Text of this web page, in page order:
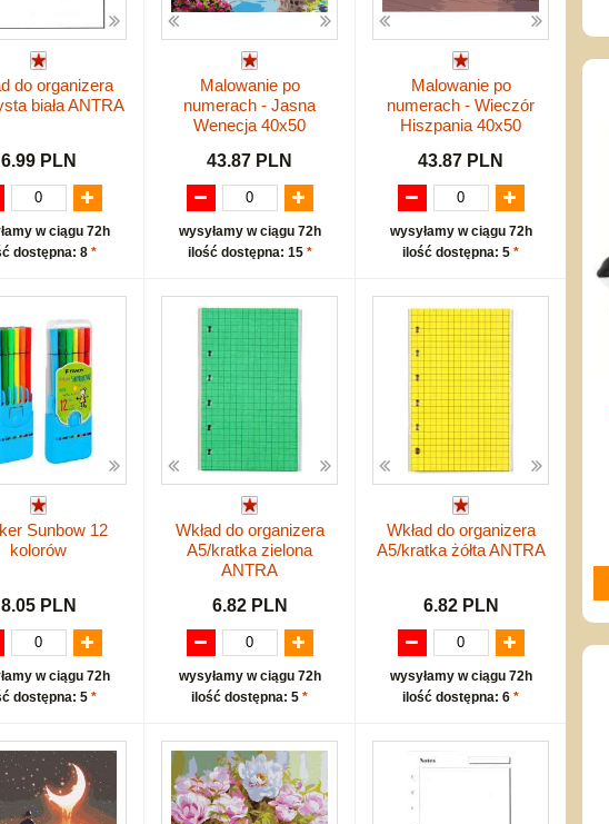
do organizera
biała ANTRA
6.99 PLN
w ciągu 72h
dostępna: 8 *
Malowanie po
numerach - Jasna
Wenecja 40x50
43.87 PLN
wysyłamy w ciągu 72h
ilość dostępna: 15 *
Malowanie po
numerach - Wieczór
Hiszpania 40x50
43.87 PLN
wysyłamy w ciągu 72h
ilość dostępna: 5 *
Sunbow 12
kolorów
8.05 PLN
w ciągu 72h
dostępna: 5 *
Wkład do organizera
A5/kratka zielona
ANTRA
6.82 PLN
wysyłamy w ciągu 72h
ilość dostępna: 5 *
Wkład do organizera
A5/kratka żółta ANTRA
6.82 PLN
wysyłamy w ciągu 72h
ilość dostępna: 6 *